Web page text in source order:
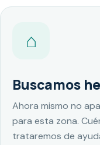
⌂
Buscamos
Ahora mismo no
para esta zona.
trataremos de